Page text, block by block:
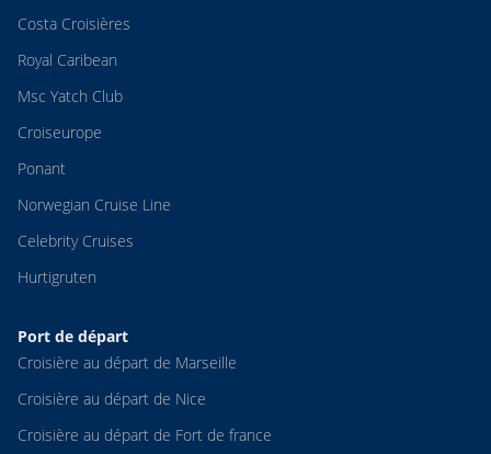
Costa Croisières
Royal Caribean
Msc Yatch Club
Croiseurope
Ponant
Norwegian Cruise Line
Celebrity Cruises
Hurtigruten
Port de départ
Croisière au départ de Marseille
Croisière au départ de Nice
Croisière au départ de Fort de france